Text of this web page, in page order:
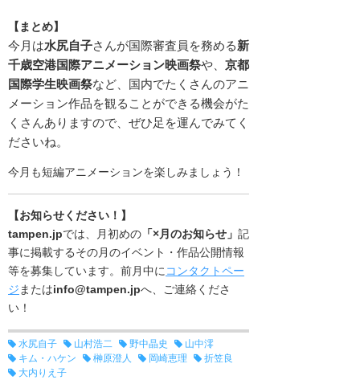
【まとめ】
今月は水尻自子さんが国際審査員を務める新
千歳空港国際アニメーション映画祭や、 京都
国際学生映画祭など、国内でたくさんのアニ
メーション作品を観ることができる機会がた
くさんありますので、ぜひ足を運んでみてく
ださいね。
今月も短編アニメーションを楽しみましょう！
【お知らせください！】
tampen.jpでは、月初めの 「×月のお知らせ」 記
事に掲載するその月のイベント・作品公開情報
等を募集しています。前月中にコンタクトペー
ジまたはinfo@tampen.jpへ、ご連絡くださ
い！
水尻自子 山村浩二 野中晶史
山中澪
キム・ハケン
榊原澄人 岡崎恵理
折笠良
大内りえ子